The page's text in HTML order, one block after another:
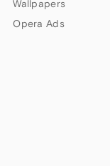
Wallpapers
Opera Ads